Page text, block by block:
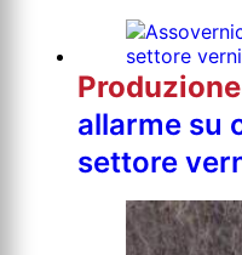
Produzione
allarme su
settore